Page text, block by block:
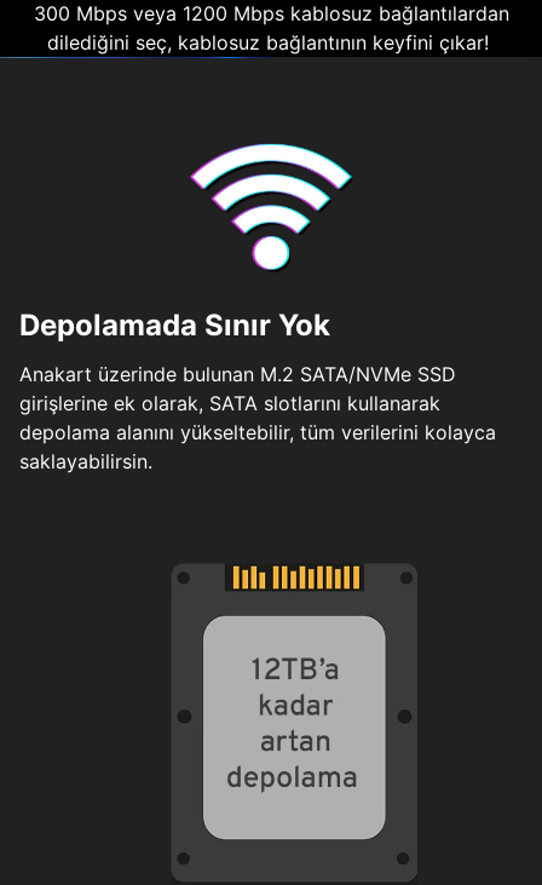
300 Mbps veya 1200 Mbps kablosuz bağlantılardan
dilediğini seç, kablosuz bağlantının keyfini çıkar!
Depolamada Sınır Yok
Anakart üzerinde bulunan M.2 SATA/NVMe SSD
girişlerine ek olarak, SATA slotlarını kullanarak
depolama alanını yükseltebilir, tüm verilerini kolayca
saklayabilirsin.